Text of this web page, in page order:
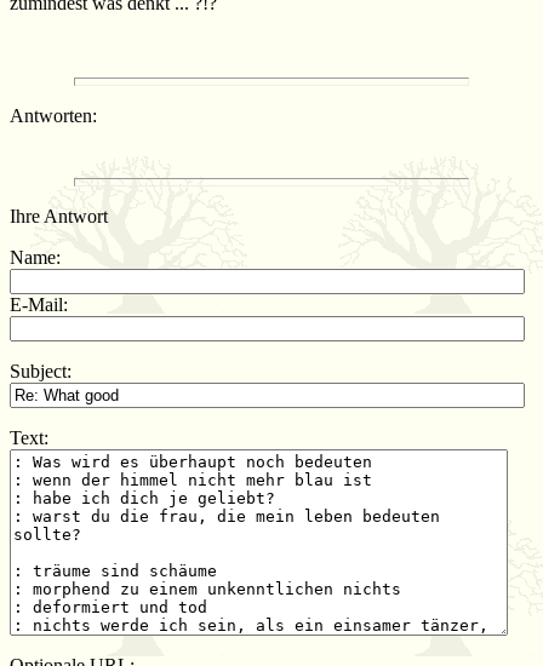
Antworten:
Ihre Antwort
Name:
E-Mail:
Subject:
Text: